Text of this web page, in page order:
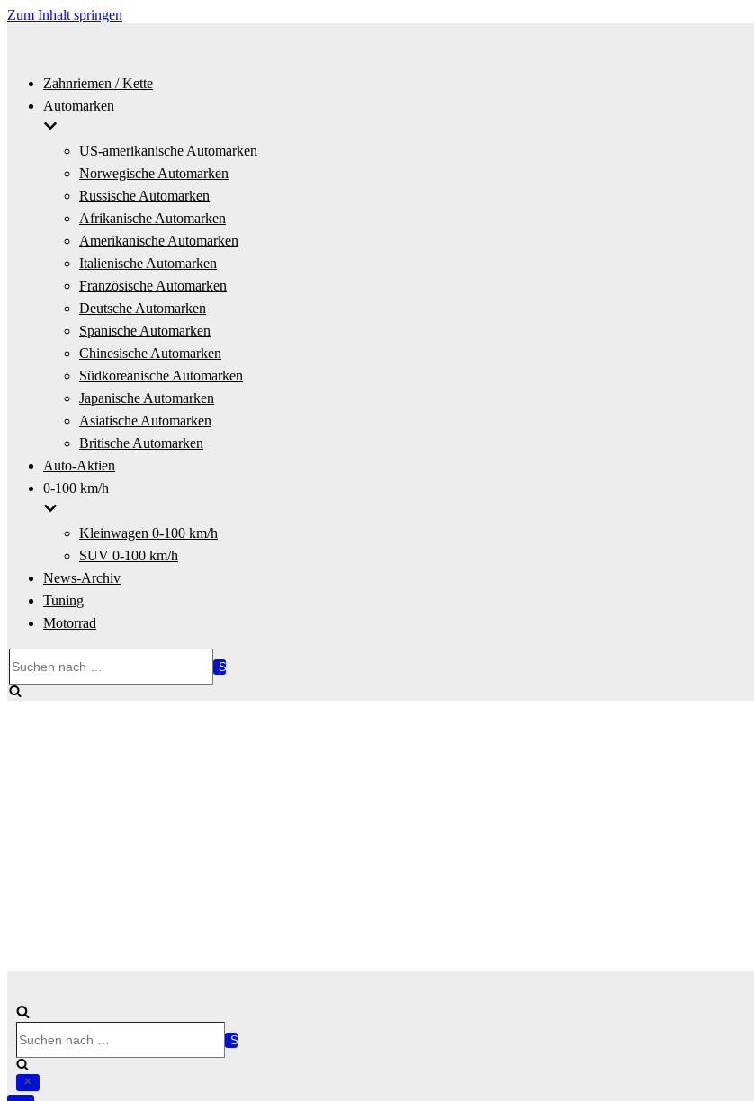
Zum Inhalt springen
Zahnriemen / Kette
Automarken
US-amerikanische Automarken
Norwegische Automarken
Russische Automarken
Afrikanische Automarken
Amerikanische Automarken
Italienische Automarken
Französische Automarken
Deutsche Automarken
Spanische Automarken
Chinesische Automarken
Südkoreanische Automarken
Japanische Automarken
Asiatische Automarken
Britische Automarken
Auto-Aktien
0-100 km/h
Kleinwagen 0-100 km/h
SUV 0-100 km/h
News-Archiv
Tuning
Motorrad
nach …
nach …